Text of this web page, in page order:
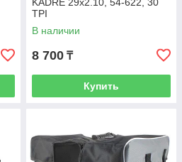
KADRE 29x2.10, 54-622, 30
TPI
В наличии
8 700 ₸
Купить